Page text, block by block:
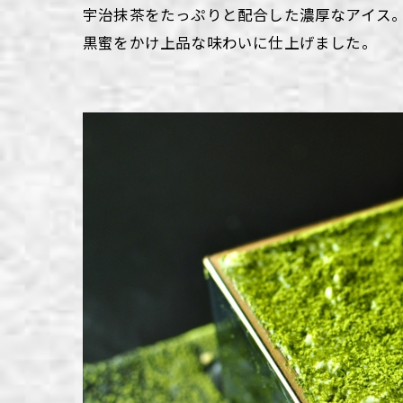
宇治抹茶をたっぷりと配合した濃厚なアイス
黒蜜をかけ上品な味わいに仕上げました。